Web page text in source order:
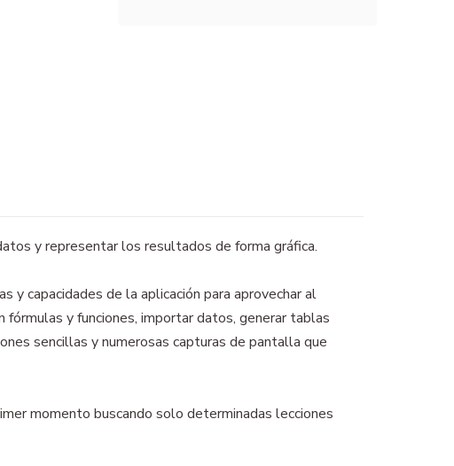
y representar los resultados de forma gráfica.
capacidades de la aplicación para aprovechar al
y funciones, importar datos, generar tablas
sencillas y numerosas capturas de pantalla que
momento buscando solo determinadas lecciones